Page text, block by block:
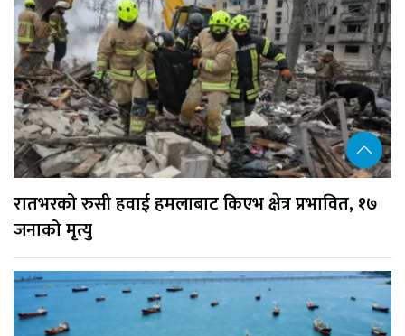
रातभरको रुसी हवाई हमलाबाट किएभ क्षेत्र प्रभावित, १७
जनाको मृत्यु